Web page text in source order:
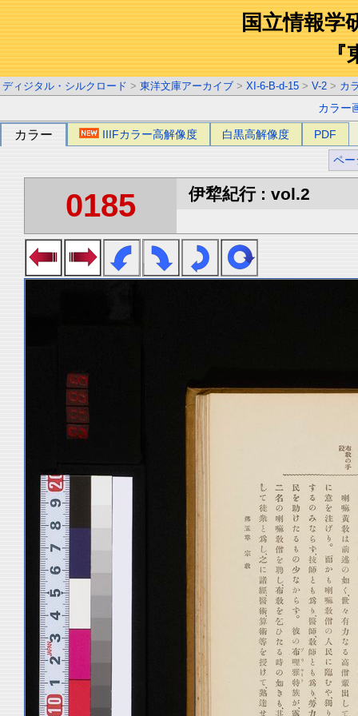
国立情報学
『
ディジタル・シルクロード > 東洋文庫アーカイブ > XI-6-B-d-15 > V-2 > カ
カラー
カラー IIIFカラー高解像度 白黒高解像度 PDF
ペー
0185 伊犂紀行 : vol.2